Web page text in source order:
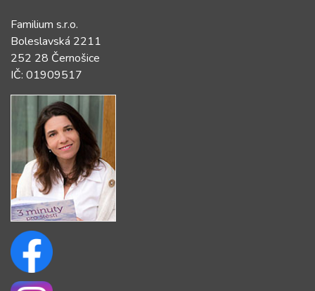
Familium s.r.o.
Boleslavská 2211
252 28 Černošice
IČ: 01909517